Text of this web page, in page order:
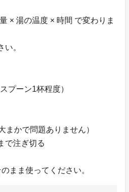
× 湯の温度 × 時間 で変わりま
。
プーン1杯程度）
まかで問題ありません）
で注ぎ切る
まま使ってください。